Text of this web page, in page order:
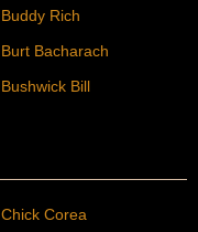
Buddy Rich
Burt Bacharach
Bushwick Bill
Chick Corea